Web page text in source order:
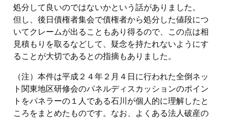
処分して良いのではないかという話がありました。
但し、後日債権者集会で債権者から処分した値段につ
いてクレームが出ることもあり得るので、この点は相
見積もりを取るなどして、疑念を持たれないようにす
ることが大切であるとの指摘もありました。
（注）本件は平成２４年２月４日に行われた全倒ネッ
ト関東地区研修会のパネルディスカッションのポイン
トをパネラーの１人である石川が個人的に理解したと
ころをまとめたものです。なお、よくある法人破産の